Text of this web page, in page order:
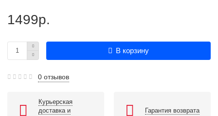
1499р.
В корзину
0 отзывов
Курьерская
доставка и
Гарантия возврата